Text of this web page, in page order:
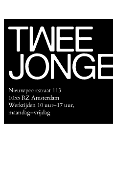
Nieuwpoortstraat 113
1055 RZ Amsterdam
Werktijden 10 uur–17 uur,
maandag–vrijdag